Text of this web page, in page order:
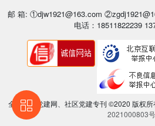
邮 箱: ①djw1921@163.com
电话：18511822239
全国基层党建网、社区党建专刊 ©2020 版权
2021000803号